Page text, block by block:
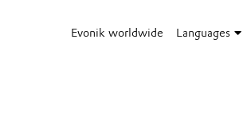
Evonik worldwide Languages